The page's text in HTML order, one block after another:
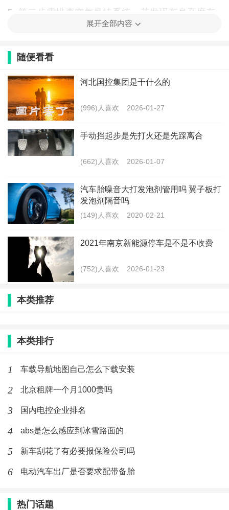
5. 第二步需排查空气悬挂系统。若发现车身高度存
在明显不平，应让专业人员校准高度传感器，排除
需更换严重偏磨的轮胎，避免行车安全隐患。日常
用车中，建议定期检查胎压与悬挂高度，并在每两
万公里做一次轮胎换位，以有效预防吃胎。
最新文章
(645)人喜欢 2026-06-30
展开全部内容
随便看看
河北国控集团是干什么的
(996)人喜欢 2026-01-27
手动挡起步是先打火还是先踩离合
(662)人喜欢 2026-01-07
汽车胎噪音大打发泡剂管用吗 翼子板打
发泡剂隔音吗
(149)人喜欢 2020-02-21
2021年南京新能源停车是不是不收费
(752)人喜欢 2026-01-23
本类推荐
本类排行
1 车载导航地图自己怎么下载安装
2 北京租牌一个月1000贵吗
3 国内电控企业排名
4 abs是怎么感应到冰雪路面的
5 新车刮花了有必要报保险公司吗
6 电动汽车出厂是否要求配带备胎
热门话题